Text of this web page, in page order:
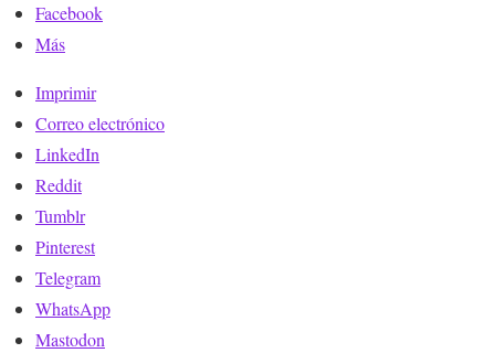
Facebook
Más
Imprimir
Correo electrónico
LinkedIn
Reddit
Tumblr
Pinterest
Telegram
WhatsApp
Mastodon